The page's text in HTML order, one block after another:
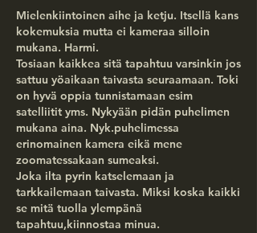
Mielenkiintoinen aihe ja ketju. Itsellä kans
kokemuksia mutta ei kameraa silloin
mukana. Harmi.
Tosiaan kaikkea sitä tapahtuu varsinkin jos
sattuu yöaikaan taivasta seuraamaan. Toki
on hyvä oppia tunnistamaan esim
satelliitit yms. Nykyään pidän puhelimen
mukana aina. Nyk.puhelimessa
erinomainen kamera eikä mene
zoomatessakaan sumeaksi.
Joka ilta pyrin katselemaan ja
tarkkailemaan taivasta. Miksi koska kaikki
se mitä tuolla ylempänä
tapahtuu,kiinnostaa minua.